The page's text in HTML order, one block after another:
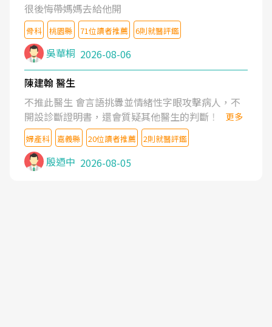
很後悔帶媽媽去給他開
骨科 桃園縣 71位讀者推薦 6則就醫評鑑
吳華桐 2026-08-06
陳建翰 醫生
不推此醫生 會言語挑釁並情緒性字眼攻擊病人，不
開設診斷證明書，還會質疑其他醫生的判斷！
更多
婦產科 嘉義縣 20位讀者推薦 2則就醫評鑑
殷迺中 2026-08-05